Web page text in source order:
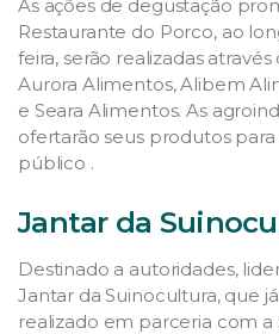
As ações de degustação
Restaurante do Porco, ao
feira, serão realizadas
Aurora Alimentos, Alibem
e Seara Alimentos. As
ofertarão seus produtos
público .
Jantar da
Destinado a autoridades,
Jantar da Suinocultura, que
realizado em parceria com a